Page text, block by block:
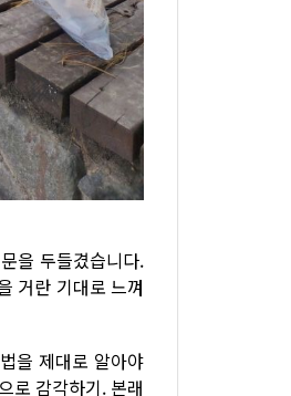
을 두들겼습니다.
거란 기대로 느껴
을 제대로 알아야
로 감각하기. 본래